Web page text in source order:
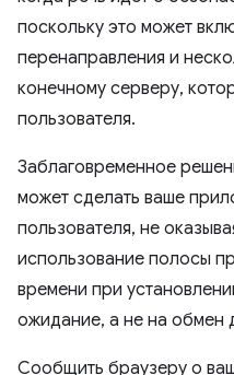
поскольку это может
перенаправления и
конечному серверу,
пользователя.
Заблаговременное
может сделать ваше
пользователя, не
использование полосы
времени при
ожидание, а не на обмен
Сообщить браузеру о